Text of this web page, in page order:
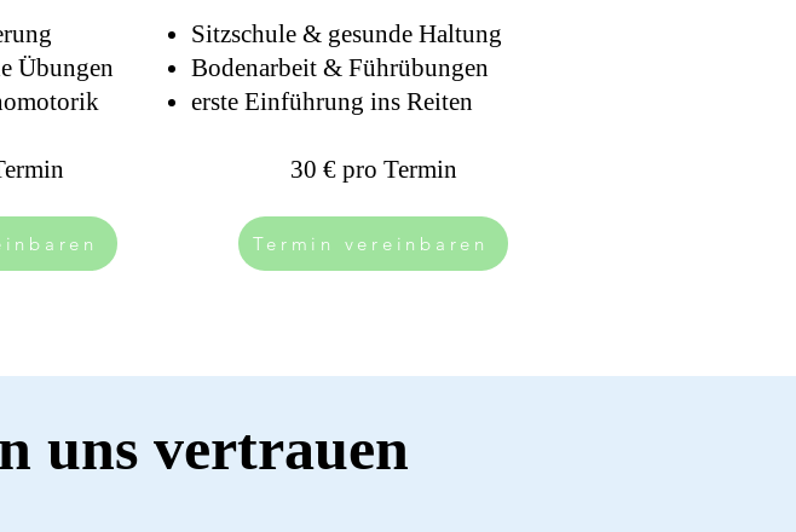
Übungen
Sitzschule & gesunde Haltung
Bodenarbeit & Führübungen
erste Einführung ins Reiten
30 € pro Termin
Termin vereinbaren
uns vertrauen